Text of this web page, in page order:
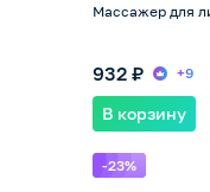
Массажер для
932 ₽ +9
В корзину
-23%